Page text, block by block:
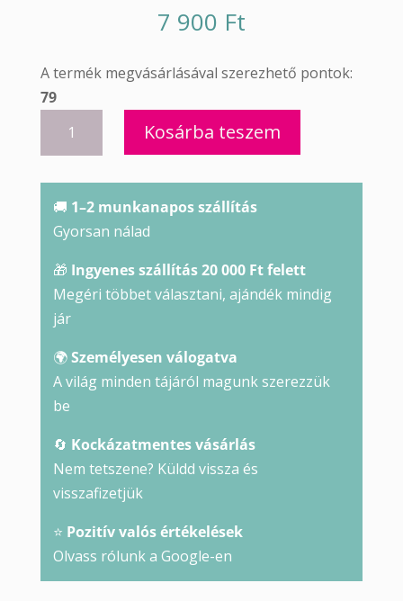
7 900 Ft
A termék megvásárlásával szerezhető pontok:
79
Kosárba teszem
🚚 1–2 munkanapos szállítás
Gyorsan nálad
🎁 Ingyenes szállítás 20 000 Ft felett
Megéri többet választani, ajándék mindig
jár
🌍Személyesen válogatva
A világ minden tájáról magunk szerezzük
be
🔄 Kockázatmentes vásárlás
Nem tetszene? Küldd vissza és
visszafizetjük
⭐ Pozitív valós értékelések
Olvass rólunk a Google-en